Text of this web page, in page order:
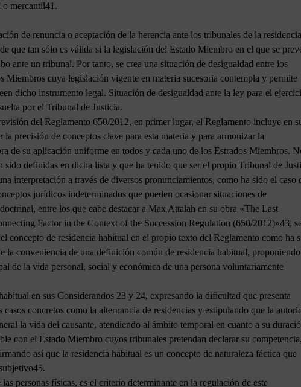
o mercantil41.
de renuncia o aceptación de la herencia ante los tribunales de la residencia
que tan sólo es válida si la legislación del Estado Miembro en el que se
ante un tribunal. Por tanto, se crea una situación de desigualdad entre los
Miembros cuya legislación vigente en materia sucesoria contempla y permite
dicho instrumento legal. Situación de desigualdad ante la ley para el
por el Tribunal de Justicia.
del Reglamento 650/2012, en primer lugar, el Reglamento incluye en
precisión de conceptos clave para esta materia y para armonizar la
de su aplicación uniforme en todos y cada uno de los Estrados Miembros.
sido definidas en dicha lista y que ha tenido que ser el propio Tribunal de
interpretación a través de diversos pronunciamientos, como ha sido el caso
jurídicos indeterminados que pueden ocasionar situaciones de
entre los que cabe destacar a Max Attalah en su obra «The Last
Factor in the Context of the Succession Regulation (650/2012)»43,
concepto de residencia habitual en el propio texto del Reglamento como ha
la conveniencia de una definición común de residencia habitual, proponiendo
de la vida personal, social y económica de una persona voluntariamente
en sus Considerandos 23 y 24, expresando la dificultad que presenta
concretos como la alternancia de residencias y estipulando que la
la vida del causante, atendiendo al ámbito temporal en cuanto a su
con el Estado Miembro cuyos tribunales pretendan declarar su
así que la residencia habitual es un concepto de naturaleza fáctica que
personas físicas, es el criterio determinante en la regulación de este